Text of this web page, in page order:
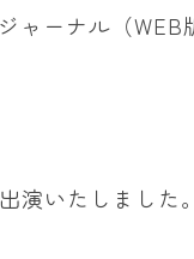
ャーナル（
演いたしました。